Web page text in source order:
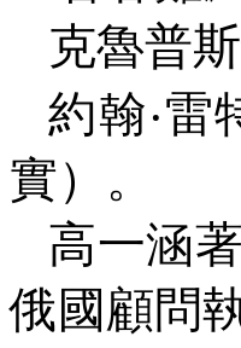
克魯普
約翰‧雷
實）。
高一涵
俄國顧問